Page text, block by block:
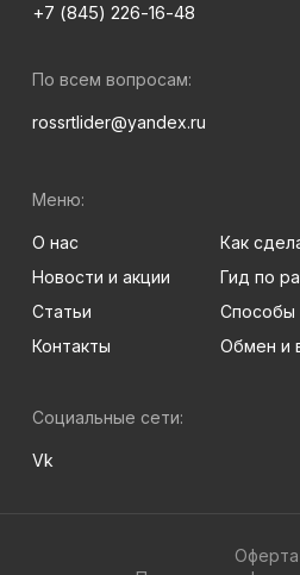
+7 (845) 226-16-48
По всем вопросам:
rossrtlider@yandex.ru
Меню:
О нас
Новости и акции
Статьи
Контакты
Как
Гид по
Способы
Обмен и
Социальные сети:
Vk
Оферта